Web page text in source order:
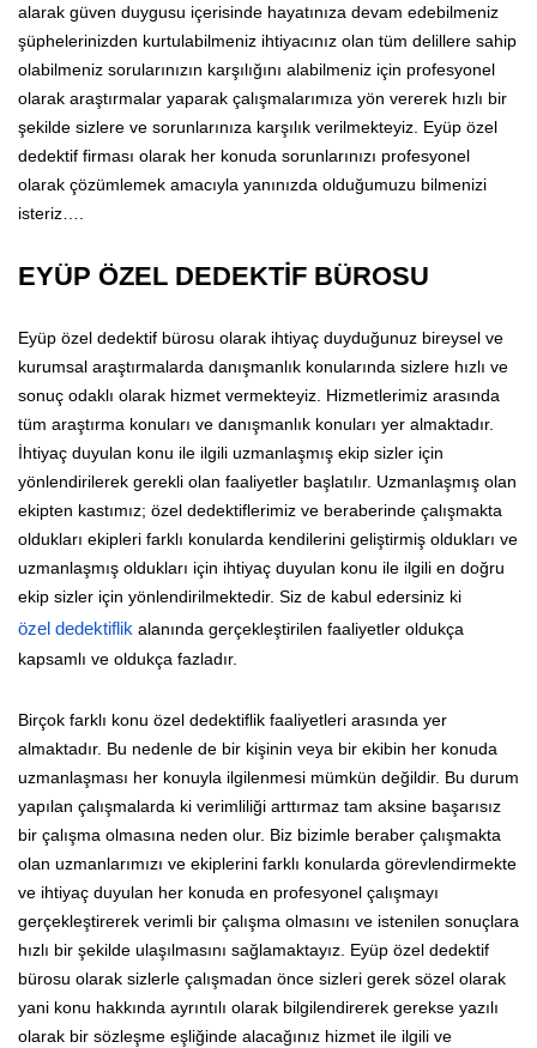
alarak güven duygusu içerisinde hayatınıza devam edebilmeniz
şüphelerinizden kurtulabilmeniz ihtiyacınız olan tüm delillere sahip
olabilmeniz sorularınızın karşılığını alabilmeniz için profesyonel
olarak araştırmalar yaparak çalışmalarımıza yön vererek hızlı bir
şekilde sizlere ve sorunlarınıza karşılık verilmekteyiz. Eyüp özel
dedektif firması olarak her konuda sorunlarınızı profesyonel
olarak çözümlemek amacıyla yanınızda olduğumuzu bilmenizi
isteriz….
EYÜP ÖZEL DEDEKTİF BÜROSU
Eyüp özel dedektif bürosu olarak ihtiyaç duyduğunuz bireysel ve
kurumsal araştırmalarda danışmanlık konularında sizlere hızlı ve
sonuç odaklı olarak hizmet vermekteyiz. Hizmetlerimiz arasında
tüm araştırma konuları ve danışmanlık konuları yer almaktadır.
İhtiyaç duyulan konu ile ilgili uzmanlaşmış ekip sizler için
yönlendirilerek gerekli olan faaliyetler başlatılır. Uzmanlaşmış olan
ekipten kastımız; özel dedektiflerimiz ve beraberinde çalışmakta
oldukları ekipleri farklı konularda kendilerini geliştirmiş oldukları ve
uzmanlaşmış oldukları için ihtiyaç duyulan konu ile ilgili en doğru
ekip sizler için yönlendirilmektedir. Siz de kabul edersiniz ki
özel dedektiflik alanında gerçekleştirilen faaliyetler oldukça
kapsamlı ve oldukça fazladır.
Birçok farklı konu özel dedektiflik faaliyetleri arasında yer
almaktadır. Bu nedenle de bir kişinin veya bir ekibin her konuda
uzmanlaşması her konuyla ilgilenmesi mümkün değildir. Bu durum
yapılan çalışmalarda ki verimliliği arttırmaz tam aksine başarısız
bir çalışma olmasına neden olur. Biz bizimle beraber çalışmakta
olan uzmanlarımızı ve ekiplerini farklı konularda görevlendirmekte
ve ihtiyaç duyulan her konuda en profesyonel çalışmayı
gerçekleştirerek verimli bir çalışma olmasını ve istenilen sonuçlara
hızlı bir şekilde ulaşılmasını sağlamaktayız. Eyüp özel dedektif
bürosu olarak sizlerle çalışmadan önce sizleri gerek sözel olarak
yani konu hakkında ayrıntılı olarak bilgilendirerek gerekse yazılı
olarak bir sözleşme eşliğinde alacağınız hizmet ile ilgili ve